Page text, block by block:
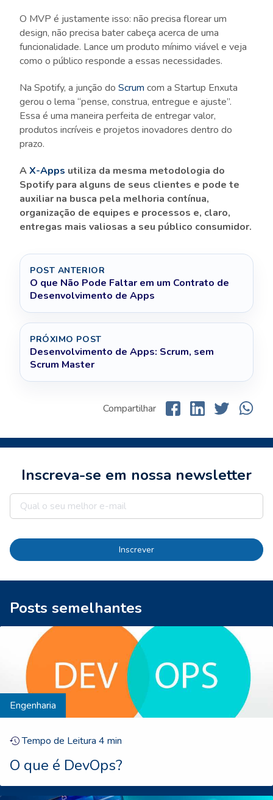
O MVP é justamente isso: não precisa florear um
design, não precisa bater cabeça acerca de uma
funcionalidade. Lance um produto mínimo viável e veja
como o público responde a essas necessidades.
Na Spotify, a junção do Scrum com a Startup Enxuta
gerou o lema “pense, construa, entregue e ajuste”.
Essa é uma maneira perfeita de entregar valor,
produtos incríveis e projetos inovadores dentro do
prazo.
AX-Apps utiliza da mesma metodologia do
Spotify para alguns de seus clientes e pode te
auxiliar na busca pela melhoria contínua,
organização de equipes e processos e, claro,
entregas mais valiosas a seu público consumidor.
POST ANTERIOR
O que Não Pode Faltar em um Contrato de
Desenvolvimento de Apps
PRÓXIMO POST
Desenvolvimento de Apps: Scrum, sem
Scrum Master
Compartilhar
Inscreva-se em nossa newsletter
Inscrever
Posts semelhantes
Engenharia
Tempo de Leitura 4 min
O que é DevOps?